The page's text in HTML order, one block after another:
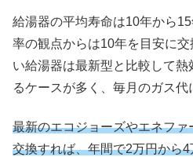
給湯器の平均寿命は10年から
率の観点からは10年を目安に
い給湯器は最新型と比較して
るケースが多く、毎月のガス代
最新のエコジョーズやエネフ
交換すれば、年間で2万円から